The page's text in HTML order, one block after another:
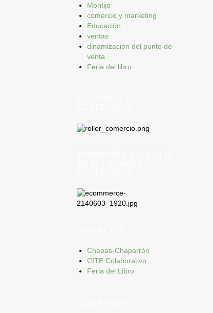
Montijo
comercio y marketing
Educación
ventas
dinamización del punto de
venta
Feria del libro
Chapas-Chaparrón
CITE Colaborativo
Feria del Libro